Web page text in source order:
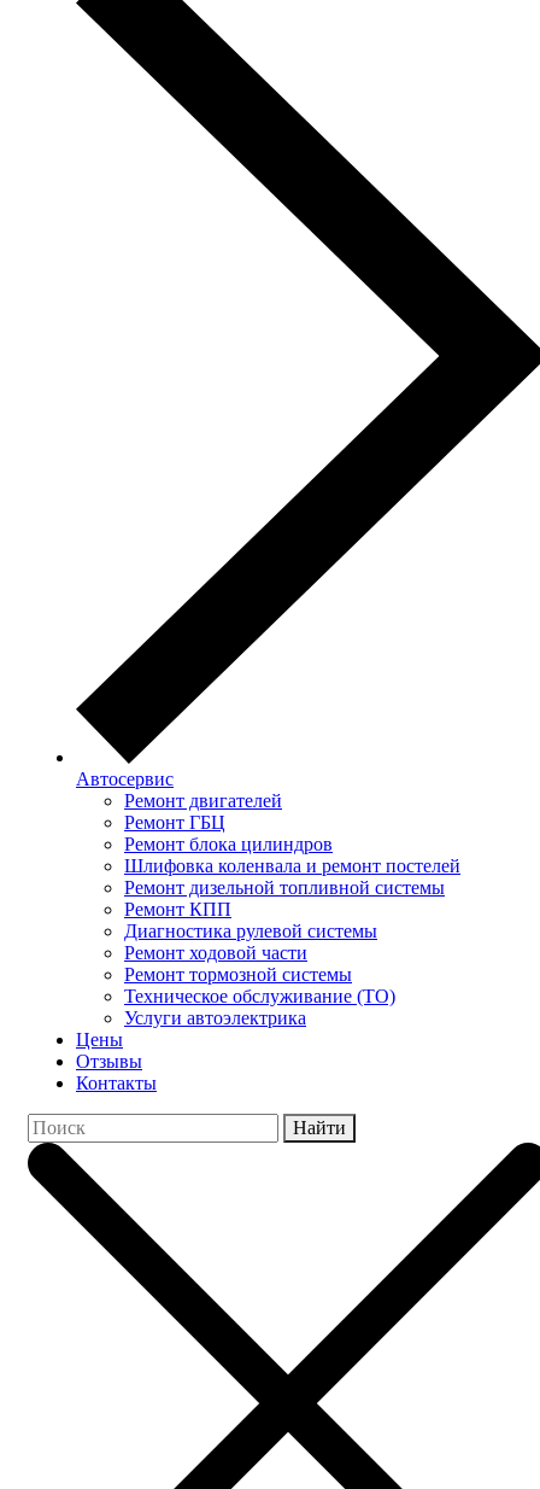
Автосервис
Ремонт двигателей
Ремонт ГБЦ
Ремонт блока цилиндров
Шлифовка коленвала и ремонт постелей
Ремонт дизельной топливной системы
Ремонт КПП
Диагностика рулевой системы
Ремонт ходовой части
Ремонт тормозной системы
Техническое обслуживание (ТО)
Услуги автоэлектрика
Цены
Отзывы
Контакты
Найти